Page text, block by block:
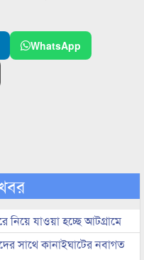
WhatsApp
যাওয়া হচ্ছে আটগ্রামে
সাথে কানাইঘাটের নবাগত